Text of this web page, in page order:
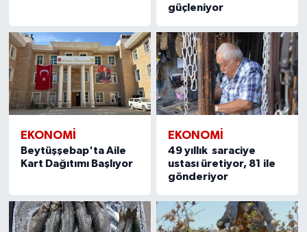
güçleniyor
EKONOMI
Beytüşşebap'ta Aile
Kart Dağıtımı Başlıyor
EKONOMI
49 yıllık saraciye
ustası üretiyor, 81 ile
gönderiyor